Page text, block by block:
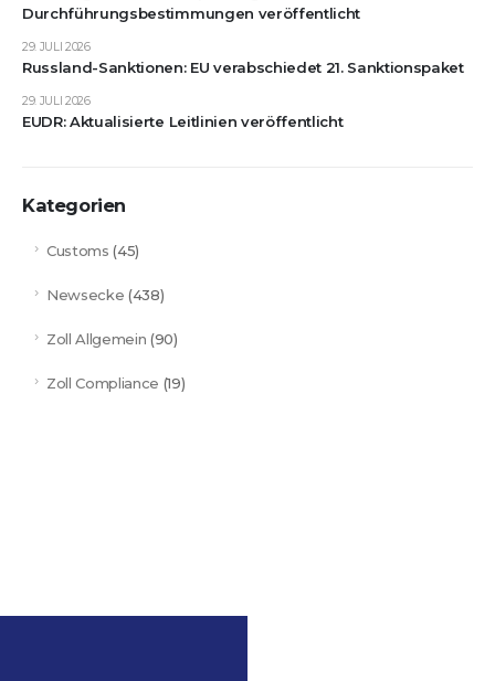
Durchführungsbestimmungen veröffentlicht
Russland-Sanktionen: EU verabschiedet 21. Sanktionspaket
29. JULI 2026
EUDR: Aktualisierte Leitlinien veröffentlicht
29. JULI 2026
Kategorien
Customs (45)
Newsecke (438)
Zoll Allgemein (90)
Zoll Compliance (19)